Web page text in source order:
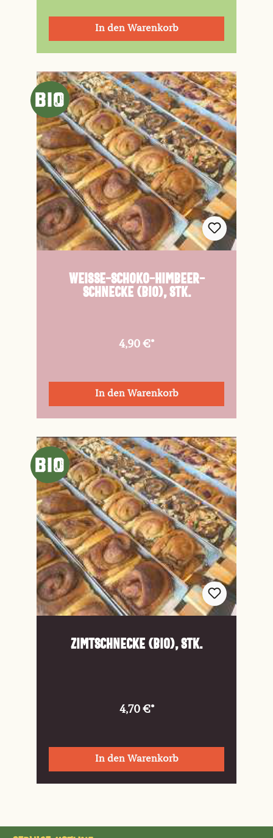
In den Warenkorb
Weiße-Schoko-Himbeer-
Schnecke (Bio), Stk.
4,90 €*
In den Warenkorb
Zimtschnecke (Bio), Stk.
4,70 €*
In den Warenkorb